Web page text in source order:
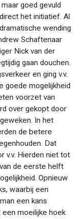
goed gevuld
het initiatief. Al
wending
Schaftenaar
Nick van der
gaan douchen.
en ging v.v.
goede mogelijkheid
voorzet van
over gekopt door
In het
de betere
Dat
v.v. Hierden niet tot
de eerste helft
Opnieuw
waarbij een
een kans
een moeilijke hoek